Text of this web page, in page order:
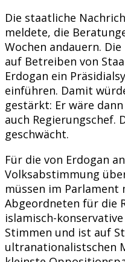
Die staatliche
meldete, die
Wochen andauern.
auf Betreiben von
Erdogan ein
einführen. Damit
gestärkt: Er wäre
auch Regierungschef.
geschwächt.
Für die von Erdogan
Volksabstimmung
müssen im Parlament
Abgeordneten für die
islamisch-
Stimmen und ist auf
ultranationalistschen